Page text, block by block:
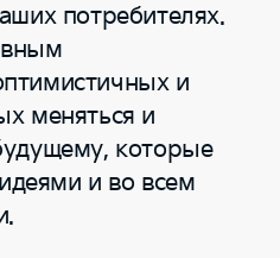
потребителях.
и
меняться и
которые
и во всем